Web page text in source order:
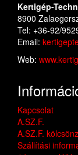
Kertigép-
8900
Tel: +36-92/
Email:
Web:
Kapcsolat
A.SZ.F.
A.SZ.F.
Szállítási